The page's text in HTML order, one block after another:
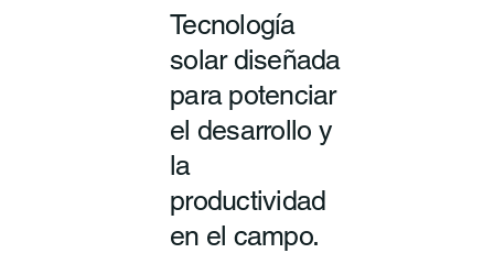
Tecnología
solar diseñada
para potenciar
el desarrollo y
la
productividad
en el campo.